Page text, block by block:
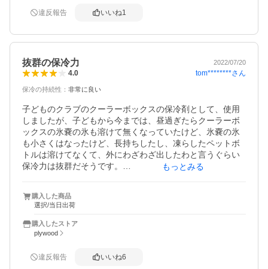
違反報告 いいね1
抜群の保冷力 2022/07/20
4.0 tom********さん
保冷の持続性 ： 非常に良い
子どものクラブのクーラーボックスの保冷剤として、使用
しましたが、子どもから今までは、昼過ぎたらクーラーボ
ックスの氷嚢の氷も溶けて無くなっていたけど、氷嚢の氷
も小さくはなったけど、長持ちしたし、凍らしたペットボ
トルは溶けてなくて、外にわざわざ出したわと言うぐらい
保冷力は抜群だそうです。
もっとみる
購入した商品
選択/当日出荷
購入したストア
plywood
違反報告 いいね6